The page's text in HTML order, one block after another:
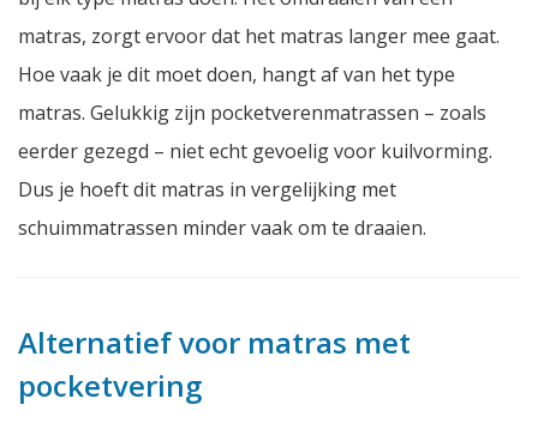
matras, zorgt ervoor dat het matras langer mee gaat.
Hoe vaak je dit moet doen, hangt af van het type
matras. Gelukkig zijn pocketverenmatrassen – zoals
eerder gezegd – niet echt gevoelig voor kuilvorming.
Dus je hoeft dit matras in vergelijking met
schuimmatrassen minder vaak om te draaien.
Alternatief voor matras met
pocketvering